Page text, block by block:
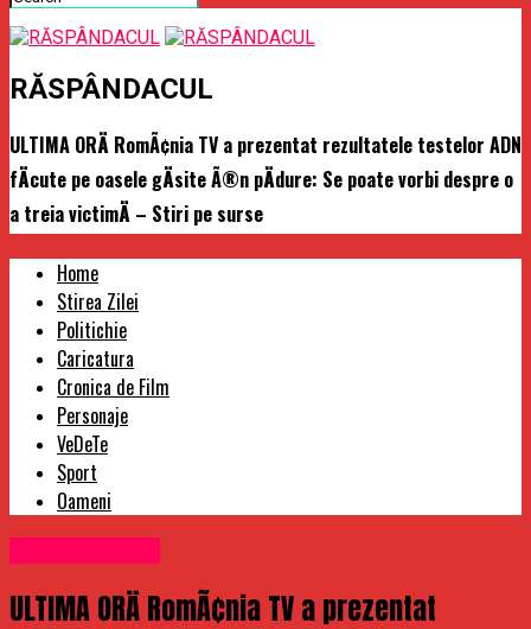
RĂSPÂNDACUL
ULTIMA ORÄ RomÃ¢nia TV a prezentat rezultatele testelor ADN
fÄcute pe oasele gÄsite Ã®n pÄdure: Se poate vorbi despre o
a treia victimÄ – Stiri pe surse
Home
Stirea Zilei
Politichie
Caricatura
Cronica de Film
Personaje
VeDeTe
Sport
Oameni
ULTIMA ORÄ RomÃ¢nia TV a prezentat